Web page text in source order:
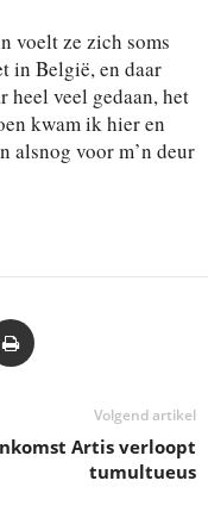
voelt ze zich soms
in België, en daar
heel veel gedaan,het
kwam ik hieren
alsnog voor m’n deur
Volgend artikel
Artis verloopt
tumultueus